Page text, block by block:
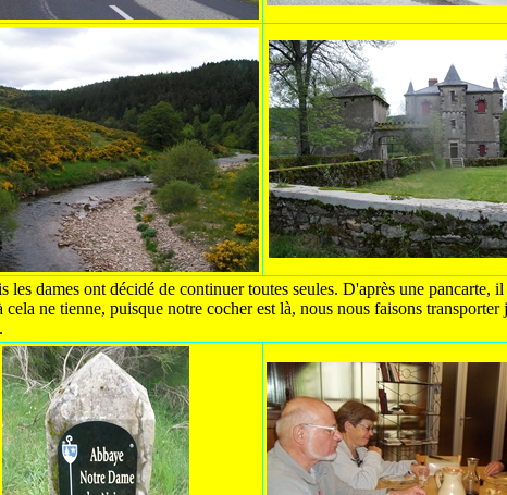
dames ont décidé de continuer toutes seules. D'après une pancarte,
ne tienne, puisque notre cocher est là, nous nous faisons transporter